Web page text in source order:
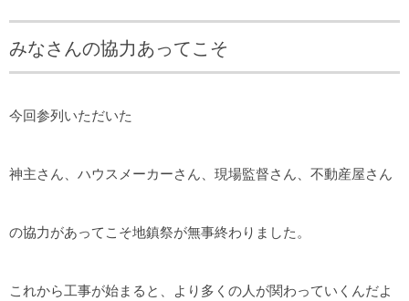
みなさんの協力あってこそ
今回参列いただいた
神主さん、ハウスメーカーさん、現場監督さん、不動産屋さん
の協力があってこそ地鎮祭が無事終わりました。
これから工事が始まると、より多くの人が関わっていくんだよ